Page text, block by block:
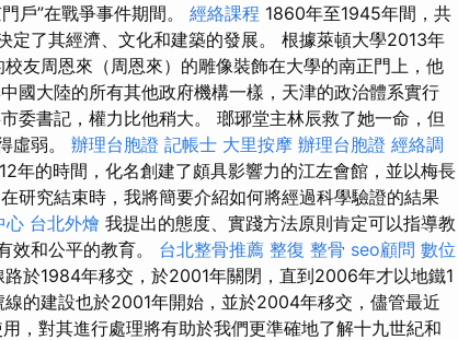
戶”在戰爭事件期間。 經絡課程 1860年至1945年間，共
定了其經濟、文化和建築的發展。 根據萊頓大學2013年
友周恩來（周恩來）的雕像裝飾在大學的南正門上，他
國大陸的所有其他政府機構一樣，天津的政治體系實行
委書記，權力比他稍大。 瑯琊堂主林辰救了她一命，但
虛弱。 辦理台胞證 記帳士 大里按摩 辦理台胞證 經絡調
年的時間，化名創建了頗具影響力的江左會館，並以梅長
研究結束時，我將簡要介紹如何將經過科學驗證的結果
心 台北外燴 我提出的態度、實踐方法原則肯定可以指導教
效和公平的教育。 台北整骨推薦 整復 整骨 seo顧問 數位
於1984年移交，於2001年關閉，直到2006年才以地鐵1
線的建設也於2001年開始，並於2004年移交，儘管最近
，對其進行處理將有助於我們更準確地了解十九世紀和